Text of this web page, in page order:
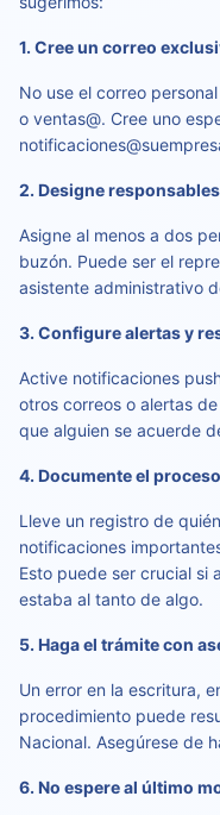
1. Cree un correo
No use el correo
o ventas@. Cree uno
2. Designe
Asigne al menos a dos
buzón. Puede ser el
asistente administrativo
3. Configure alertas y
Active notificaciones
otros correos o alertas
que alguien se acuerde
4. Documente el
Lleve un registro de
notificaciones
Esto puede ser crucial si
estaba al tanto de algo.
5. Haga el trámite con
Un error en la escritura,
procedimiento puede
Nacional. Asegúrese de
6. No espere al último